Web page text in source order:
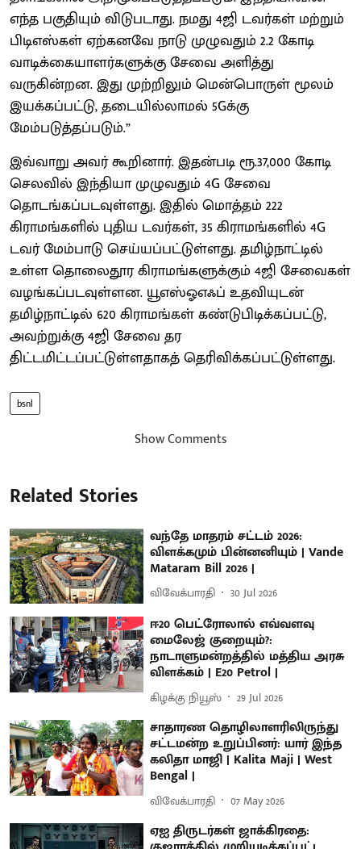
எந்த பகுதியும் விடுபடாது. நமது 4ஜி டவர்கள் மற்றும்
பிடிஎஸ்கள் ஏற்கனவே நாடு முழுவதும் 2.2 கோடி
வாடிக்கையாளர்களுக்கு சேவை அளித்து
வருகின்றன. இது முற்றிலும் மென்பொருள் மூலம்
இயக்கப்பட்டு, தடையில்லாமல் 5Gக்கு
மேம்படுத்தப்படும்.”
இவ்வாறு அவர் கூறினார். இதன்படி ரூ.37,000 கோடி
செலவில் இந்தியா முழுவதும் 4G சேவை
தொடங்கப்படவுள்ளது. இதில் மொத்தம் 222
கிராமங்களில் புதிய டவர்கள், 35 கிராமங்களில் 4G
டவர் மேம்பாடு செய்யப்பட்டுள்ளது. தமிழ்நாட்டில்
உள்ள தொலைதூர கிராமங்களுக்கும் 4ஜி சேவைகள்
வழங்கப்படவுள்ளன. யூஎஸ்ஓஎஃப் உதவியுடன்
தமிழ்நாட்டில் 620 கிராமங்கள் கண்டுபிடிக்கப்பட்டு,
அவற்றுக்கு 4ஜி சேவை தர
திட்டமிட்டப்பட்டுள்ளதாகத் தெரிவிக்கப்பட்டுள்ளது.
bsnl
Show Comments
Related Stories
வந்தே மாதரம் சட்டம் 2026:
விளக்கமும் பின்னனியும் | Vande
Mataram Bill 2026 |
விவேக்பாரதி 30 Jul 2026
ஈ20 பெட்ரோலால் எவ்வளவு
மைலேஜ் குறையும்?:
நாடாளுமன்றத்தில் மத்திய அரசு
விளக்கம் | E20 Petrol |
கிழக்கு நியூஸ் 29 Jul 2026
சாதாரண தொழிலாளரிலிருந்து
சட்டமன்ற உறுப்பினர்: யார் இந்த
கலிதா மாஜி | Kalita Maji | West
Bengal |
விவேக்பாரதி 07 May 2026
ஏஐ திருடர்கள் ஜாக்கிரதை: